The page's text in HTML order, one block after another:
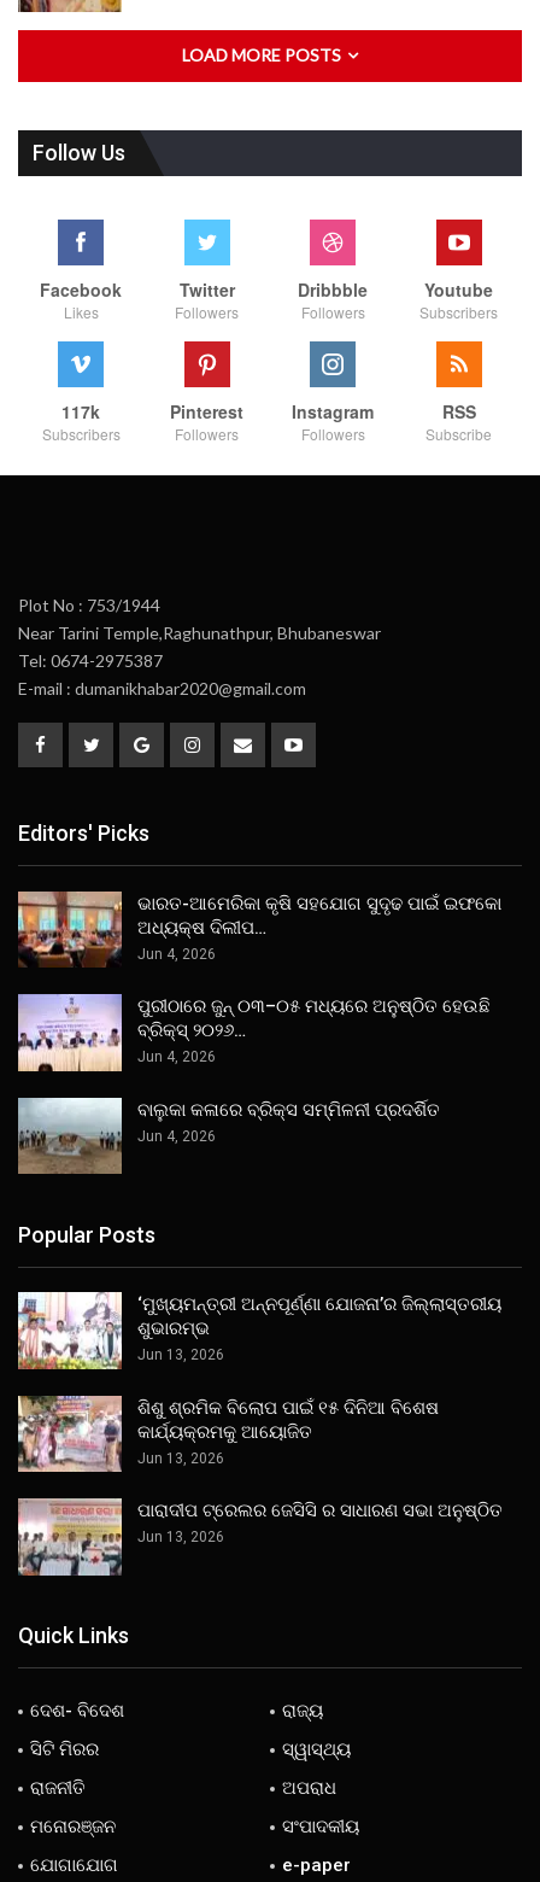
LOAD MORE POSTS
Follow Us
Facebook
Likes
Twitter
Followers
Dribbble
Followers
Youtube
Subscribers
117k
Subscribers
Pinterest
Followers
Instagram
Followers
RSS
Subscribe
Plot No : 753/1944
Near Tarini Temple,Raghunathpur, Bhubaneswar
Tel: 0674-2975387
E-mail : dumanikhabar2020@gmail.com
Editors' Picks
ଭାରତ-ଆମେରିକା କୃଷି ସହଯୋଗ ସୁଦୃଢ ପାଇଁ ଇଫକୋ
ଅଧ୍ୟକ୍ଷ ଦିଲୀପ…
Jun 4, 2026
ପୁରୀଠାରେ ଜୁନ୍ ୦୩–୦୫ ମଧ୍ୟରେ ଅନୁଷ୍ଠିତ ହେଉଛି
ବ୍ରିକ୍ସ୍ ୨୦୨୬…
Jun 4, 2026
ବାଲୁକା କଳାରେ ବ୍ରିକ୍ସ ସମ୍ମିଳନୀ ପ୍ରଦର୍ଶିତ
Jun 4, 2026
Popular Posts
‘ମୁଖ୍ୟମନ୍ତ୍ରୀ ଅନ୍ନପୂର୍ଣ୍ଣା ଯୋଜନା’ର ଜିଲ୍ଲାସ୍ତରୀୟ
ଶୁଭାରମ୍ଭ
Jun 13, 2026
ଶିଶୁ ଶ୍ରମିକ ବିଲୋପ ପାଇଁ ୧୫ ଦିନିଆ ବିଶେଷ
କାର୍ଯ୍ୟକ୍ରମକୁ ଆୟୋଜିତ
Jun 13, 2026
ପାରାଦୀପ ଟ୍ରେଲର ଜେସିସି ର ସାଧାରଣ ସଭା ଅନୁଷ୍ଠିତ
Jun 13, 2026
Quick Links
ଦେଶ- ବିଦେଶ
ରାଜ୍ୟ
ସିଟି ମିରର
ସ୍ୱାସ୍ଥ୍ୟ
ରାଜନୀତି
ଅପରାଧ
ମନୋରଞ୍ଜନ
ସଂପାଦକୀୟ
ଯୋଗାଯୋଗ
e-paper